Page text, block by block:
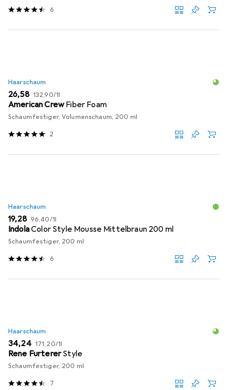
6
Haarschaum
EUR
26,58 EUR
132,90/1l
American CrewFiber Foam
Schaumfestiger, Volumenschaum, 200 ml
2
Haarschaum
EUR
19,28 EUR
96,40/1l
IndolaColor Style Mousse Mittelbraun 200 ml
Schaumfestiger, 200 ml
6
Haarschaum
EUR
34,24 EUR
171,20/1l
Rene FurtererStyle
Schaumfestiger, 200 ml
7